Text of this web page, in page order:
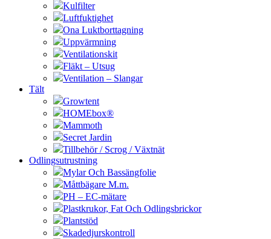
Kulfilter
Luftfuktighet
Ona Luktborttagning
Uppvärmning
Ventilationskit
Fläkt – Utsug
Ventilation – Slangar
Tält
Growtent
HOMEbox®
Mammoth
Secret Jardin
Tillbehör / Scrog / Växtnät
Odlingsutrustning
Mylar Och Bassängfolie
Måttbägare M.m.
PH – EC-mätare
Plastkrukor, Fat Och Odlingsbrickor
Plantstöd
Skadedjurskontroll